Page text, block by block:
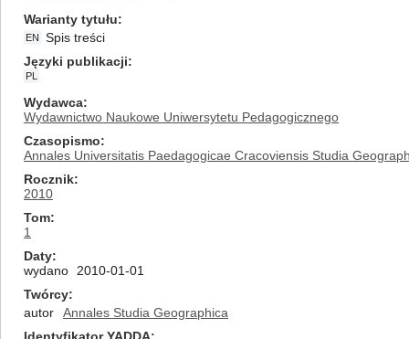
Warianty tytułu
EN
Spis treści
Języki publikacji
PL
Wydawca
Wydawnictwo Naukowe Uniwersytetu Pedagogicznego
Czasopismo
Annales Universitatis Paedagogicae Cracoviensis Studia
Rocznik
2010
Tom
1
Daty
wydano
2010-01-01
Twórcy
autor
Annales Studia Geographica